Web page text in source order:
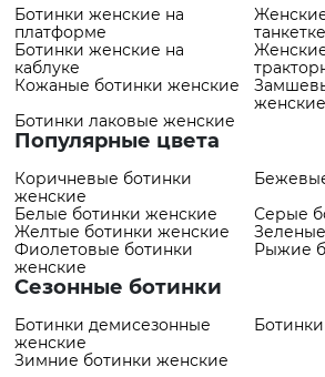
Ботинки женские на
платформе
танкетке
Ботинки женские на
каблуке
Кожаные ботинки женские
женские
Ботинки лаковые женские
Популярные цвета
Коричневые ботинки
женские
Белые ботинки женские
Серые
Желтые ботинки женские
Фиолетовые ботинки
женские
Рыжие
Сезонные ботинки
Ботинки демисезонные
женские
Зимние ботинки женские